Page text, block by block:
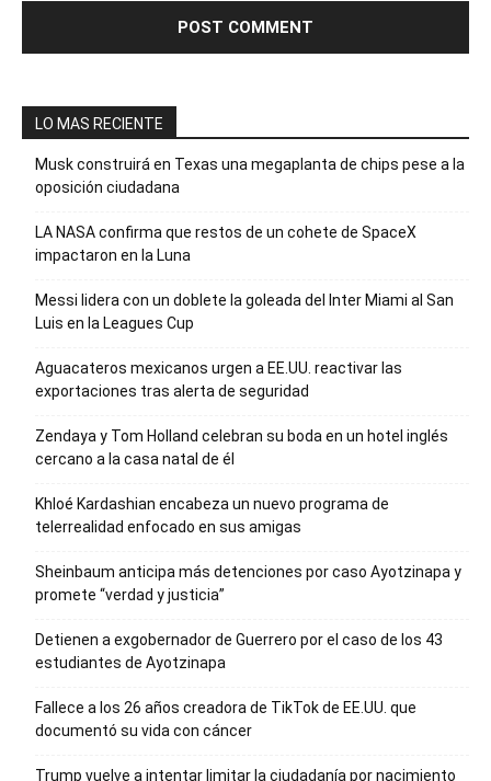
LO MAS RECIENTE
Musk construirá en Texas una megaplanta de chips pese a la
oposición ciudadana
LA NASA confirma que restos de un cohete de SpaceX
impactaron en la Luna
Messi lidera con un doblete la goleada del Inter Miami al San
Luis en la Leagues Cup
Aguacateros mexicanos urgen a EE.UU. reactivar las
exportaciones tras alerta de seguridad
Zendaya y Tom Holland celebran su boda en un hotel inglés
cercano a la casa natal de él
Khloé Kardashian encabeza un nuevo programa de
telerrealidad enfocado en sus amigas
Sheinbaum anticipa más detenciones por caso Ayotzinapa y
promete “verdad y justicia”
Detienen a exgobernador de Guerrero por el caso de los 43
estudiantes de Ayotzinapa
Fallece a los 26 años creadora de TikTok de EE.UU. que
documentó su vida con cáncer
Trump vuelve a intentar limitar la ciudadanía por nacimiento